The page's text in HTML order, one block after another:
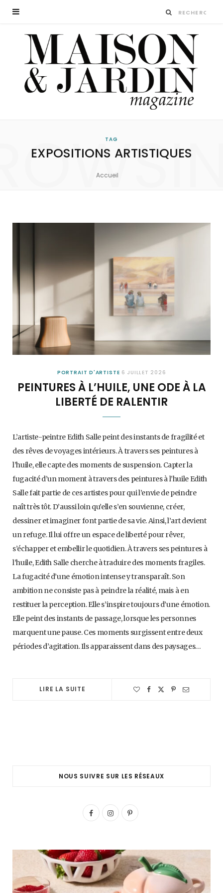
TAG
EXPOSITIONS ARTISTIQUES
Accueil
PORTRAIT D'ARTISTE 6 JUILLET 2026
PEINTURES À L’HUILE, UNE ODE À LA
LIBERTÉ DE RALENTIR
L’artiste-peintre Edith Salle peint des instants de fragilité et
des rêves de voyages intérieurs. À travers ses peintures à
l’huile, elle capte des moments de suspension. Capter la
fugacité d’un moment à travers des peintures à l’huile Edith
Salle fait partie de ces artistes pour qui l’envie de peindre
naît très tôt. D’aussi loin qu’elle s’en souvienne, créer,
dessiner et imaginer font partie de sa vie. Ainsi, l’art devient
un refuge. Il lui offre un espace de liberté pour rêver,
s’échapper et embellir le quotidien. À travers ses peintures à
l’huile, Edith Salle cherche à traduire des moments fragiles.
La fugacité d’une émotion intense y transparaît. Son
ambition ne consiste pas à peindre la réalité, mais à en
restituer la perception. Elle s’inspire toujours d’une émotion.
Elle peint des instants de passage, lorsque les personnes
marquent une pause. Ces moments surgissent entre deux
périodes d’agitation. Ils apparaissent dans des paysages…
LIRE LA SUITE
NOUS SUIVRE SUR LES RÉSEAUX
F
e
b
I
t
a
P
t